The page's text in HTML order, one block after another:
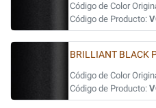
Código de Color
Código de Producto:
BRILLIANT BLACK
Código de Color
Código de Producto: